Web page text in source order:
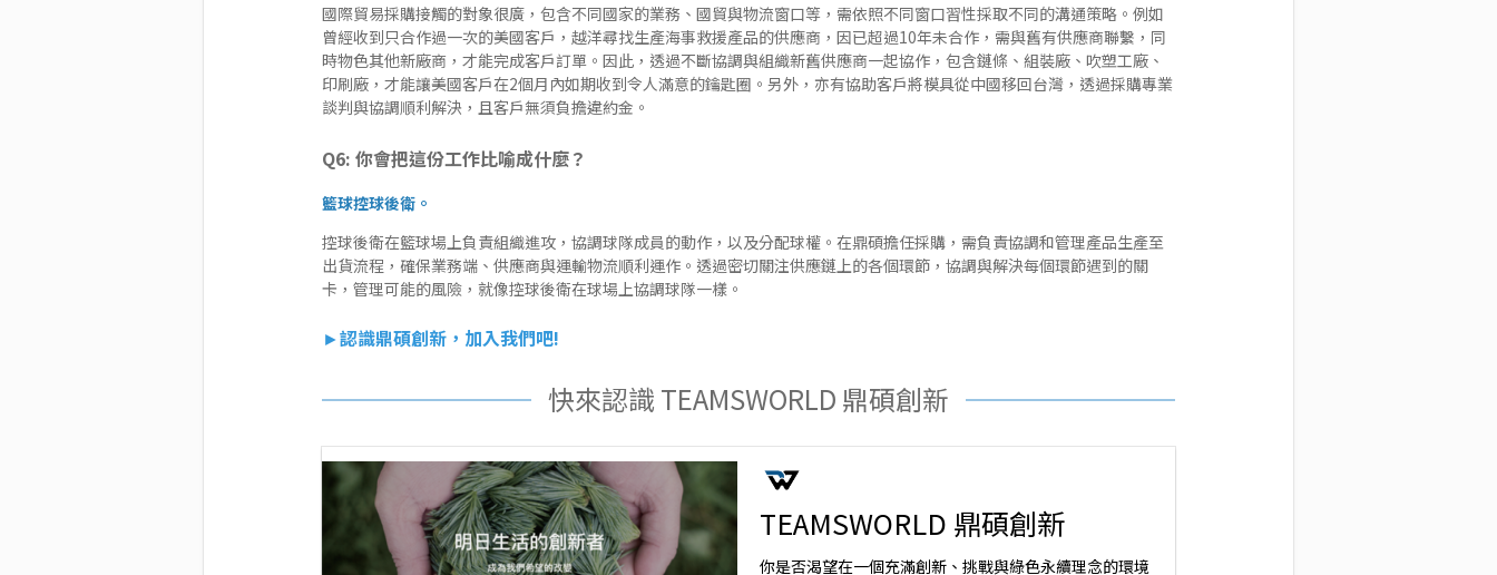
國際貿易採購接觸的對象很廣，包含不同國家的業務、國貿與物流窗口等，需依照不同窗口習性採取不同的溝通策略。例如
曾經收到只合作過一次的美國客戶，越洋尋找生產海事救援產品的供應商，因已超過10年未合作，需與舊有供應商聯繫，同
時物色其他新廠商，才能完成客戶訂單。因此，透過不斷協調與組織新舊供應商一起協作，包含鏈條、組裝廠、吹塑工廠、
印刷廠，才能讓美國客戶在2個月內如期收到令人滿意的鑰匙圈。另外，亦有協助客戶將模具從中國移回台灣，透過採購專業
談判與協調順利解決，且客戶無須負擔違約金。
Q6: 你會把這份工作比喻成什麼？
籃球控球後衛。
控球後衛在籃球場上負責組織進攻，協調球隊成員的動作，以及分配球權。在鼎碩擔任採購，需負責協調和管理產品生產至
出貨流程，確保業務端、供應商與運輸物流順利運作。透過密切關注供應鏈上的各個環節，協調與解決每個環節遇到的關
卡，管理可能的風險，就像控球後衛在球場上協調球隊一樣。
►認識鼎碩創新，加入我們吧!
快來認識 TEAMSWORLD 鼎碩創新
TEAMSWORLD 鼎碩創新
你是否渴望在一個充滿創新、挑戰與綠色永續理念的環境